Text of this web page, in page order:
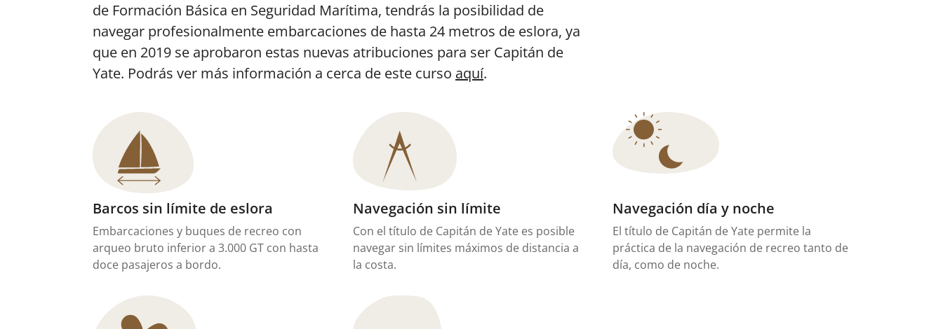
de Formación Básica en Seguridad Marítima, tendrás la posibilidad de
navegar profesionalmente embarcaciones de hasta 24 metros de eslora, ya
que en 2019 se aprobaron estas nuevas atribuciones para ser Capitán de
Yate. Podrás ver más información a cerca de este curso aquí.
Barcos sin límite de eslora
Embarcaciones y buques de recreo con
arqueo bruto inferior a 3.000 GT con hasta
doce pasajeros a bordo.
Navegación sin límite
Con el título de Capitán de Yate es posible
navegar sin límites máximos de distancia a
la costa.
Navegación día y noche
El título de Capitán de Yate permite la
práctica de la navegación de recreo tanto de
día, como de noche.